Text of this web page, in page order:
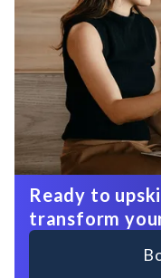
Ready to
transform